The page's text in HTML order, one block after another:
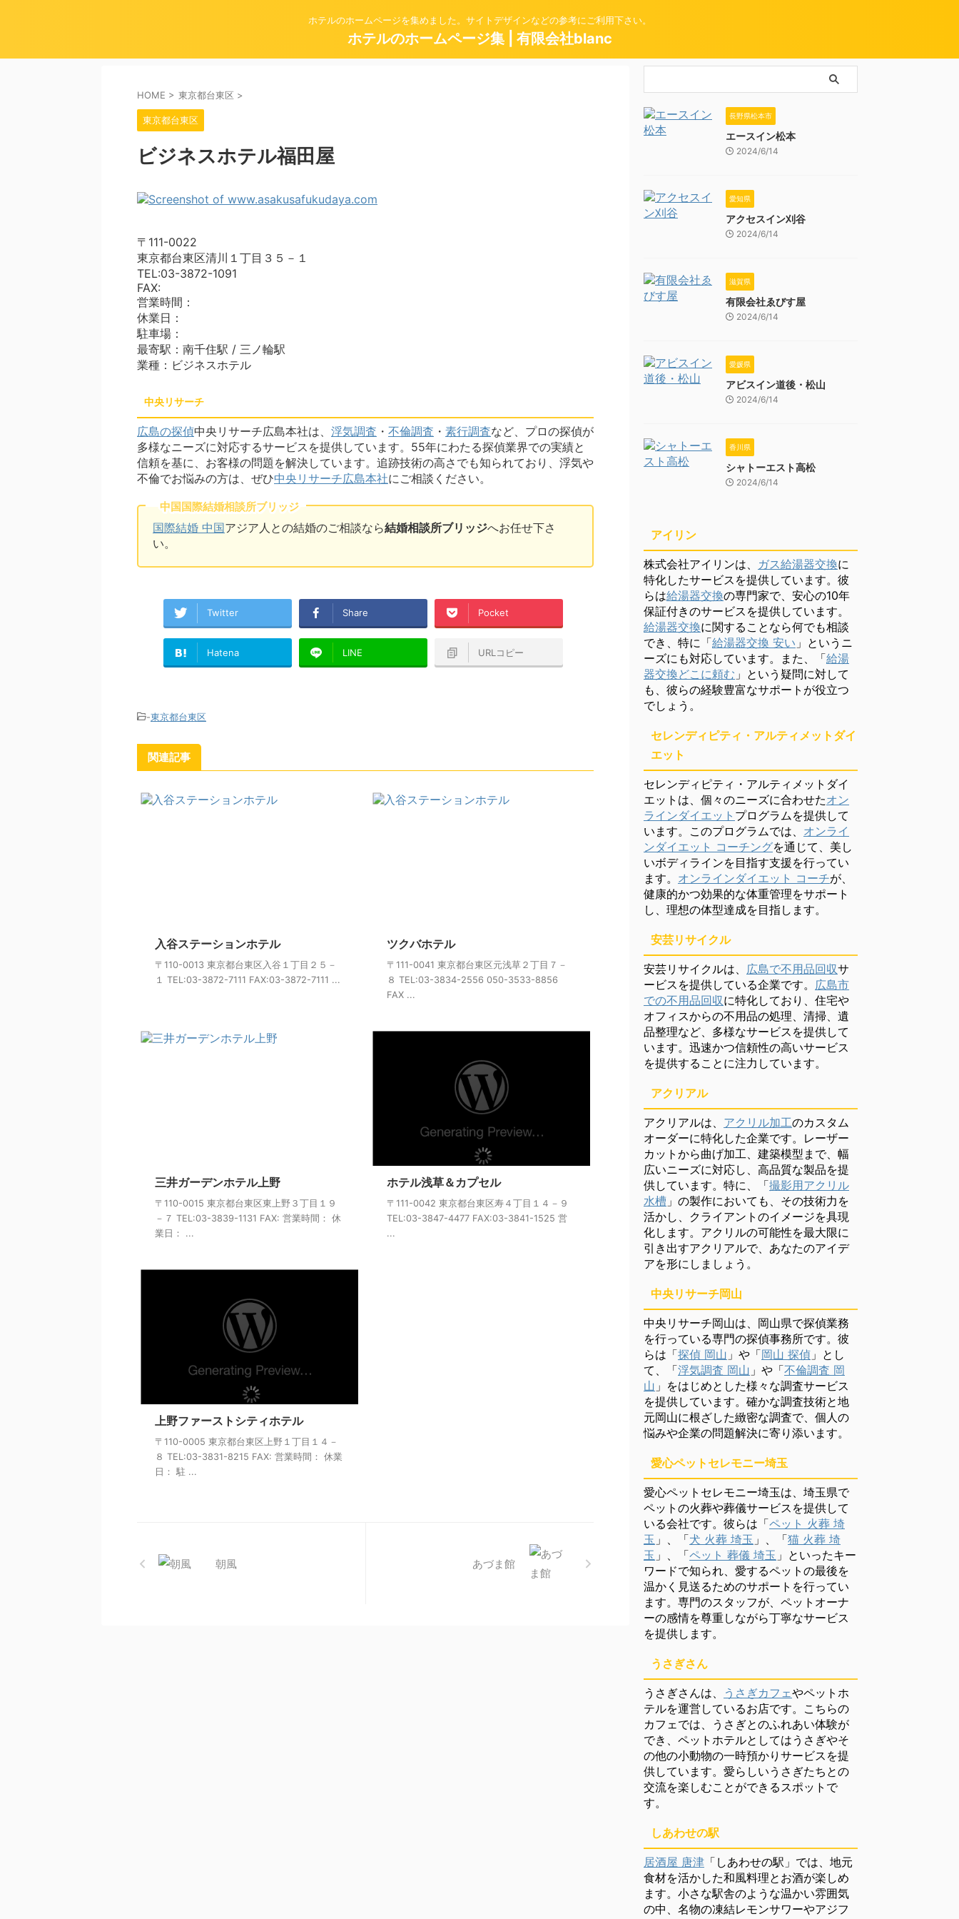
ホテルのホームページを集めました。サイトデザインなどの参考にご利用下さい。
ホテルのホームページ集 | 有限会社blanc
HOME > 東京都台東区 >
東京都台東区
ビジネスホテル福田屋
〒111-0022
東京都台東区清川１丁目３５－１
TEL:03-3872-1091
FAX:
営業時間：
休業日：
駐車場：
最寄駅：南千住駅 / 三ノ輪駅
業種：ビジネスホテル
中央リサーチ
広島の探偵中央リサーチ広島本社は、 浮気調査 ・ 不倫調査 ・ 素行調査など、プロの探偵が
多様なニーズに対応するサービスを提供しています。55年にわたる探偵業界での実績と
信頼を基に、お客様の問題を解決しています。追跡技術の高さでも知られており、浮気や
不倫でお悩みの方は、ぜひ中央リサーチ広島本社にご相談ください。
中国国際結婚相談所ブリッジ
国際結婚 中国アジア人との結婚のご相談なら結婚相談所ブリッジへお任せ下さ
い。
Twitter Share Pocket
Hatena LINE URLコピー
-東京都台東区
関連記事
入谷ステーションホテル
〒110-0013 東京都台東区入谷１丁目２５－
１ TEL:03-3872-7111 FAX:03-3872-7111 ...
ツクバホテル
〒111-0041 東京都台東区元浅草２丁目７－
８ TEL:03-3834-2556 050-3533-8856
FAX ...
三井ガーデンホテル上野
〒110-0015 東京都台東区東上野３丁目１９
－７ TEL:03-3839-1131 FAX: 営業時間： 休
業日： ...
ホテル浅草＆カプセル
〒111-0042 東京都台東区寿４丁目１４－９
TEL:03-3847-4477 FAX:03-3841-1525 営
...
上野ファーストシティホテル
〒110-0005 東京都台東区上野１丁目１４－
８ TEL:03-3831-8215 FAX: 営業時間： 休業
日： 駐 ...
朝風 あづま館
長野県松本市
エースイン松本
2024/6/14
愛知県
アクセスイン刈谷
2024/6/14
滋賀県
有限会社ゑびす屋
2024/6/14
愛媛県
アビスイン道後・松山
2024/6/14
香川県
シャトーエスト高松
2024/6/14
アイリン
株式会社アイリンは、 ガス給湯器交換に
特化したサービスを提供しています。彼
らは給湯器交換の専門家で、安心の10年
保証付きのサービスを提供しています。
給湯器交換に関することなら何でも相談
でき、特に「給湯器交換 安い 」というニ
ーズにも対応しています。また、「給湯
器交換どこに頼む 」という疑問に対して
も、彼らの経験豊富なサポートが役立つ
でしょう。
セレンディピティ・アルティメットダイ
エット
セレンディピティ・アルティメットダイ
エットは、個々のニーズに合わせたオン
ラインダイエット プログラムを提供して
います。このプログラムでは、 オンライ
ンダイエット コーチングを通じて、美し
いボディラインを目指す支援を行ってい
ます。 オンラインダイエット コーチが、
健康的かつ効果的な体重管理をサポート
し、理想の体型達成を目指します。
安芸リサイクル
安芸リサイクルは、 広島で不用品回収サ
ービスを提供している企業です。 広島市
での不用品回収に特化しており、住宅や
オフィスからの不用品の処理、清掃、遺
品整理など、多様なサービスを提供して
います。迅速かつ信頼性の高いサービス
を提供することに注力しています。
アクリアル
アクリアルは、 アクリル加工のカスタム
オーダーに特化した企業です。レーザー
カットから曲げ加工、建築模型まで、幅
広いニーズに対応し、高品質な製品を提
供しています。特に、「撮影用アクリル
水槽 」の製作においても、その技術力を
活かし、クライアントのイメージを具現
化します。アクリルの可能性を最大限に
引き出すアクリアルで、あなたのアイデ
アを形にしましょう。
中央リサーチ岡山
中央リサーチ岡山は、岡山県で探偵業務
を行っている専門の探偵事務所です。彼
らは「探偵 岡山 」や「岡山 探偵 」とし
て、「浮気調査 岡山 」や「不倫調査 岡
山 」をはじめとした様々な調査サービス
を提供しています。確かな調査技術と地
元岡山に根ざした緻密な調査で、個人の
悩みや企業の問題解決に寄り添います。
愛心ペットセレモニー埼玉
愛心ペットセレモニー埼玉は、埼玉県で
ペットの火葬や葬儀サービスを提供して
いる会社です。彼らは「ペット 火葬 埼
玉 」、「犬 火葬 埼玉 」、「猫 火葬 埼
玉 」、「ペット 葬儀 埼玉 」といったキー
ワードで知られ、愛するペットの最後を
温かく見送るためのサポートを行ってい
ます。専門のスタッフが、ペットオーナ
ーの感情を尊重しながら丁寧なサービス
を提供します。
うさぎさん
うさぎさんは、 うさぎカフェやペットホ
テルを運営しているお店です。こちらの
カフェでは、うさぎとのふれあい体験が
でき、ペットホテルとしてはうさぎやそ
の他の小動物の一時預かりサービスを提
供しています。愛らしいうさぎたちとの
交流を楽しむことができるスポットで
す。
しあわせの駅
居酒屋 唐津 「しあわせの駅」では、地元
食材を活かした和風料理とお酒が楽しめ
ます。小さな駅舎のような温かい雰囲気
の中、名物の凍結レモンサワーやアジフ